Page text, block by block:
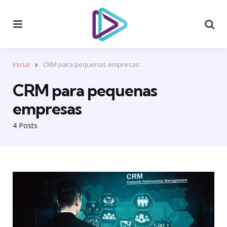
Inicial CRM para pequenas empresas
4 Posts
CRM para pequenas
empresas